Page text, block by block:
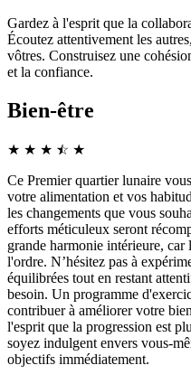
Gardez à l'esprit que la
Écoutez attentivement les
vôtres. Construisez une
et la confiance.
Bien-être
★ ★ ★ ☆
★ ★
Ce Premier quartier lunaire
votre alimentation et vos
les changements que vous
efforts méticuleux seront
grande harmonie intérieure,
l'ordre. N’hésitez pas à
équilibrées tout en restant
besoin. Un programme
contribuer à améliorer votre
l'esprit que la progression est
soyez indulgent envers vous-
objectifs immédiatement.